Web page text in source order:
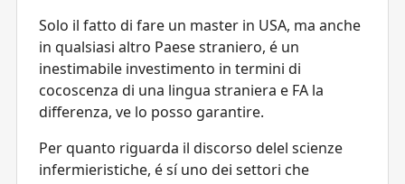
Solo il fatto di fare un master in USA, ma anche
in qualsiasi altro Paese straniero, é un
inestimabile investimento in termini di
cocoscenza di una lingua straniera e FA la
differenza, ve lo posso garantire.
Per quanto riguarda il discorso delel scienze
infermieristiche, é sí uno dei settori che